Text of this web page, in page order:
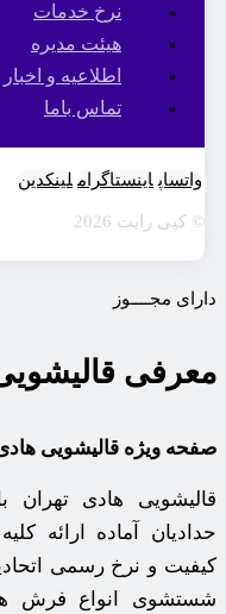
نرخ خدمات
هیئت مدیره
اطلاعیه و اخبار
تماس باما
واتساپ اینستاگرام لینکدین
© کپی رایت 2026
دارای مجــــوز
معرفی
صفحه ویژه قالیشویی هادی
قالیشویی هادی تهران
حدادیان آماده ارائه
کیفیت و نرخ رسمی
شستشوی انواع فرش